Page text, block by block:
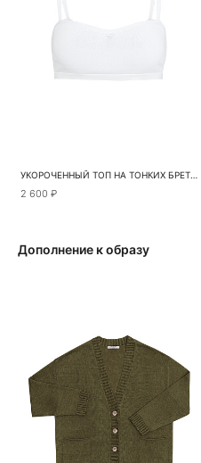
УКОРОЧЕННЫЙ ТОП НА ТОНКИХ БРЕТЕЛЯХ
2 600 ₽
Дополнение к образу